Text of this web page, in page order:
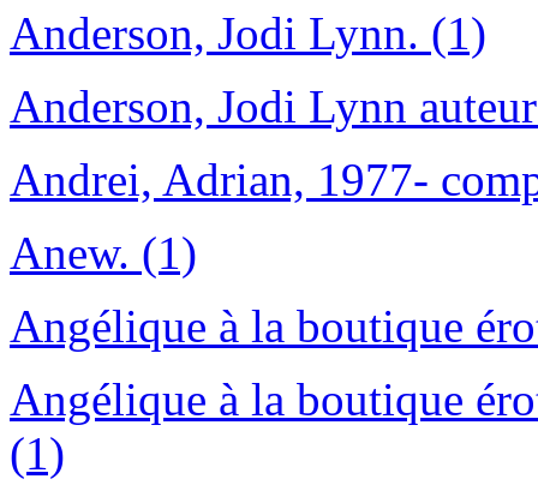
Anderson, Jodi Lynn. (1)
Anderson, Jodi Lynn
Andrei, Adrian, 1977-
Anew. (1)
Angélique à la boutique
Angélique à la boutique
(1)